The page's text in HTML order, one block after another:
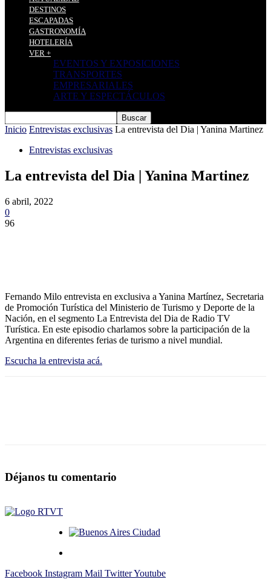
DESTINOS
ESCAPADAS
GASTRONOMÍA
HOTELERÍA
VER +
EVENTOS Y EXPOSICIONES
TRANSPORTES
EMPRESARIALES
ARTE Y ESPECTÁCULOS
Inicio Entrevistas exclusivas La entrevista del Dia | Yanina Martinez
Entrevistas exclusivas
La entrevista del Dia | Yanina Martinez
6 abril, 2022
0
96
Fernando Milo entrevista en exclusiva a Yanina Martínez, Secretaria
de Promoción Turística del Ministerio de Turismo y Deporte de la
Nación, en el segmento La Entrevista del Dia de Radio TV
Turística. En este episodio charlamos sobre la participación de la
Argentina en diferentes ferias de turismo a nivel mundial.
Escucha la entrevista acá.
Déjanos tu comentario
Facebook Instagram Mail TwitterYoutube